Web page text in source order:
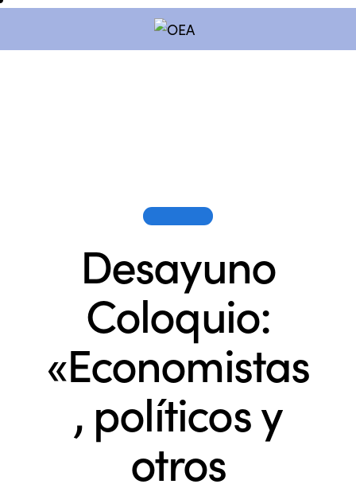
Desayuno
Coloquio:
«Economistas
, políticos y
otros